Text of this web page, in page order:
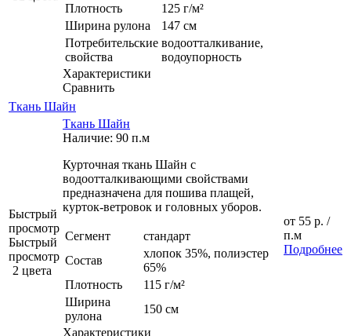
Плотность
125 г/м²
Ширина рулона
147 см
Потребительские
свойства
водоотталкивание,
водоупорность
Характеристики
Сравнить
Ткань Шайн
Быстрый
просмотр
Быстрый
просмотр
2 цвета
Ткань Шайн
Наличие: 90 п.м
Курточная ткань Шайн с
водоотталкивающими свойствами
предназначена для пошива плащей,
курток-ветровок и головных уборов.
Сегмент
стандарт
Состав
хлопок 35%, полиэстер
65%
Плотность
115 г/м²
Ширина
рулона
150 см
Характеристики
от 55 р. /
п.м
Подробнее